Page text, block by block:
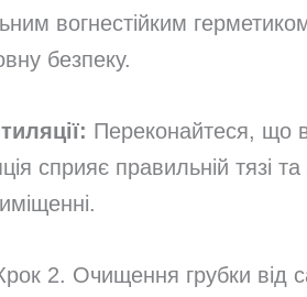
вогнестійким
безпеку.
Переконайтеся, що
сприяє правильній тязі
2. Очищення грубки від